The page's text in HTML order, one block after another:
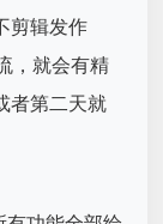
剪辑发作
，就会有精
者第二天就